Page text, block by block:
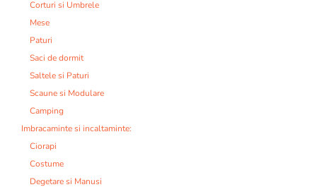
Corturi si Umbrele
Mese
Paturi
Saci de dormit
Saltele si Paturi
Scaune si Modulare
Camping
Imbracaminte si incaltaminte:
Ciorapi
Costume
Degetare si Manusi